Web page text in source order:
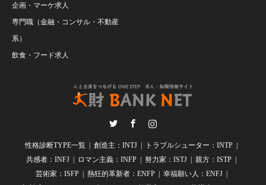
企画・マーケ求人
専門職（金融・コンサル・不動産
系）
飲食・フード求人
性格診断TYPE一覧 創造主：INTJ
トラブルシューター：INTP
共感者：INFJ
ロマン主義：INFP 努力家：ISTJ
親方：ISTP
芸術家：ISFP
熱狂的革新者：ENFP
幸福願い人：ENFJ